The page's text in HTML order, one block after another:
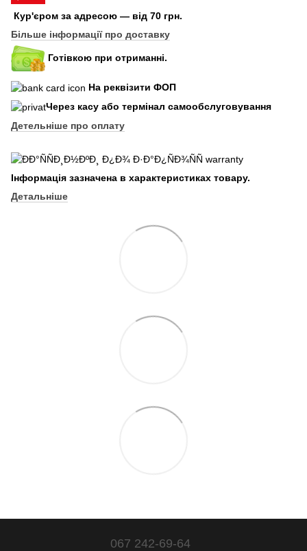
Кур'єром за адресою — від 70 грн.
Більше інформації про доставку
Готівкою при отриманні.
На реквізити ФОП
Через касу або термінал самообслуговування
Детельніше про оплату
Інформація зазначена в характеристиках товару.
Детальніше
067 242-69-64